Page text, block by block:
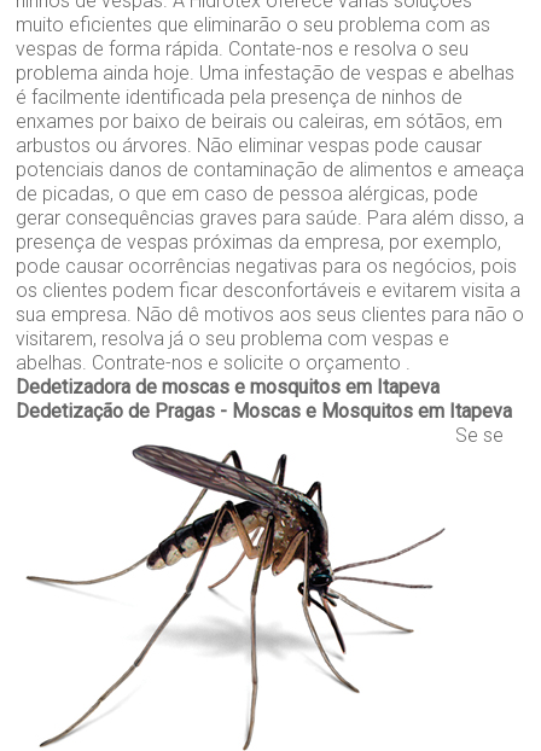
muito eficientes que eliminarão o seu problema com as
vespas de forma rápida. Contate-nos e resolva o seu
problema ainda hoje. Uma infestação de vespas e abelhas
é facilmente identificada pela presença de ninhos de
enxames por baixo de beirais ou caleiras, em sótãos, em
arbustos ou árvores. Não eliminar vespas pode causar
potenciais danos de contaminação de alimentos e ameaça
de picadas, o que em caso de pessoa alérgicas, pode
gerar consequências graves para saúde. Para além disso, a
presença de vespas próximas da empresa, por exemplo,
pode causar ocorrências negativas para os negócios, pois
os clientes podem ficar desconfortáveis e evitarem visita a
sua empresa. Não dê motivos aos seus clientes para não o
visitarem, resolva já o seu problema com vespas e
abelhas. Contrate-nos e solicite o orçamento .
Dedetizadora de moscas e mosquitos em Itapeva
Dedetização de Pragas - Moscas e Mosquitos em Itapeva
Se se